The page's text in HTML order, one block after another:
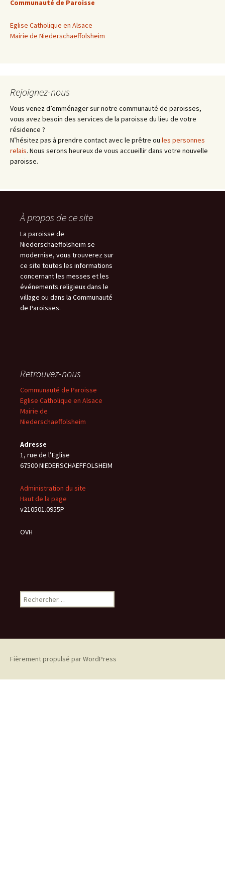
Communauté de Paroisse
Eglise Catholique en Alsace
Mairie de Niederschaeffolsheim
Rejoignez-nous
Vous venez d’emménager sur notre communauté de paroisses,
vous avez besoin des services de la paroisse du lieu de votre
résidence ?
N’hésitez pas à prendre contact avec le prêtre ou les personnes
relais. Nous serons heureux de vous accueillir dans votre nouvelle
paroisse.
À propos de ce site
La paroisse de
Niederschaeffolsheim se
modernise, vous trouverez sur
ce site toutes les informations
concernant les messes et les
événements religieux dans le
village ou dans la Communauté
de Paroisses.
Retrouvez-nous
Communauté de Paroisse
Eglise Catholique en Alsace
Mairie de
Niederschaeffolsheim
Adresse
1, rue de l’Eglise
67500 NIEDERSCHAEFFOLSHEIM
Administration du site
Haut de la page
v210501.0955P
OVH
Rechercher :
Fièrement propulsé par WordPress